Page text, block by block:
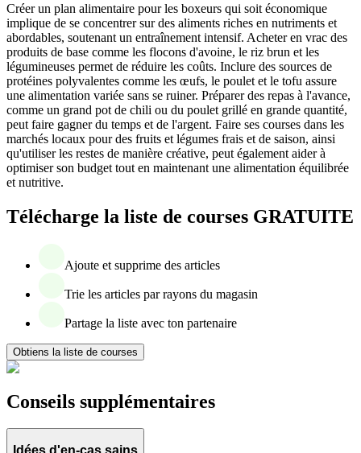
Créer un plan alimentaire pour les boxeurs qui soit économique
implique de se concentrer sur des aliments riches en nutriments et
abordables, soutenant un entraînement intensif. Acheter en vrac des
produits de base comme les flocons d'avoine, le riz brun et les
légumineuses permet de réduire les coûts. Inclure des sources de
protéines polyvalentes comme les œufs, le poulet et le tofu assure
une alimentation variée sans se ruiner. Préparer des repas à l'avance,
comme un grand pot de chili ou du poulet grillé en grande quantité,
peut faire gagner du temps et de l'argent. Faire ses courses dans les
marchés locaux pour des fruits et légumes frais et de saison, ainsi
qu'utiliser les restes de manière créative, peut également aider à
optimiser son budget tout en maintenant une alimentation équilibrée
et nutritive.
Télécharge la liste de courses GRATUITE
Ajoute et supprime des articles
Trie les articles par rayons du magasin
Partage la liste avec ton partenaire
Obtiens la liste de courses
Conseils supplémentaires
Idées d'en-cas sains